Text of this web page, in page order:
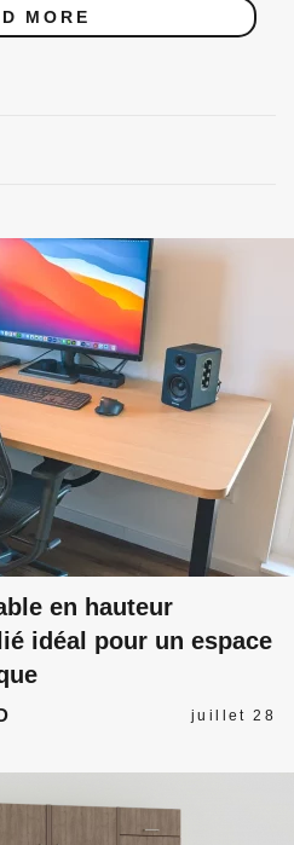
MORE
en hauteur
idéal pour un espace
juillet 28